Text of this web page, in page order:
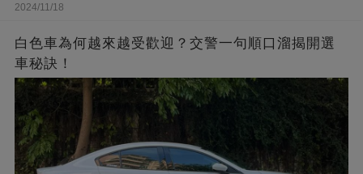
2024/11/18
白色車為何越來越受歡迎？交警一句順口溜揭開選
車秘訣！